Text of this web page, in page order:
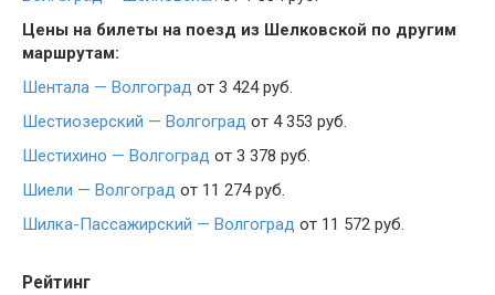
Цены на билеты на поезд из Шелковской по другим
маршрутам:
Шентала — Волгоград от 3 424 руб.
Шестиозерский — Волгоград от 4 353 руб.
Шестихино — Волгоград от 3 378 руб.
Шиели — Волгоград от 11 274 руб.
Шилка-Пассажирский — Волгоград от 11 572 руб.
Рейтинг